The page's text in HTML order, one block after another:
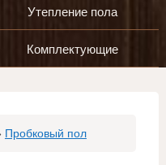
Утепление пола
Комплектующие
Пробковый пол